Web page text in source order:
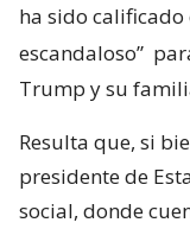
ha sido calificado
escandaloso”
Trump y su
Resulta que, si
presidente de
social, donde